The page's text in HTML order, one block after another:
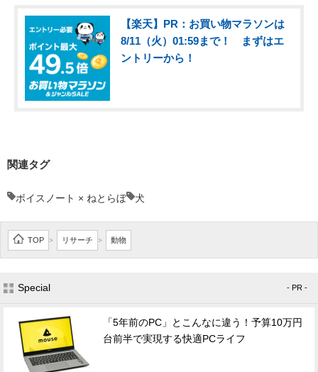
【楽天】PR：お買い物マラソンは
8/11（火）01:59まで！ まずはエ
ントリーから！
関連タグ
ボイスノート × ねとらぼ 犬
TOP > リサーチ > 動物
Special - PR -
「5年前のPC」とこんなに違う！予算10万円
台前半で実現する快適PCライフ